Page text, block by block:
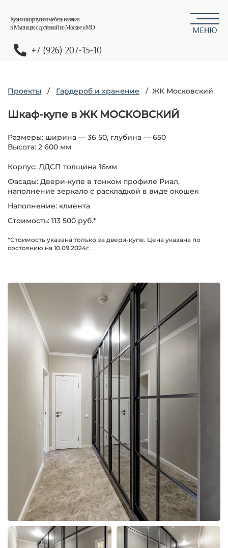
Кухни и корпусная мебель на заказ
в Мытищах с доставкой по Москве и МО
+7 (926) 207-15-10
Проекты / Гардероб и хранение / ЖК Московский
Шкаф-купе в ЖК МОСКОВСКИЙ
Размеры: ширина — 36 50, глубина — 650
Высота: 2 600 мм
Корпус: ЛДСП толщина 16мм
Фасады: Двери-купе в тонком профиле Риал,
наполнение зеркало с раскладкой в виде окошек
Наполнение: клиента
Стоимость: 113 500 руб.*
*Стоимость указана только за двери-купе. Цена указана по
состоянию на 10.09.2024г.